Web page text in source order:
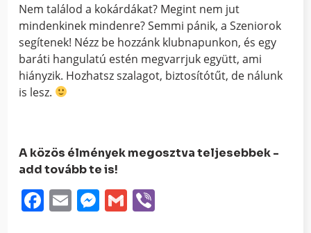
Nem találod a kokárdákat? Megint nem jut
mindenkinek mindenre? Semmi pánik, a Szeniorok
segítenek! Nézz be hozzánk klubnapunkon, és egy
baráti hangulatú estén megvarrjuk együtt, ami
hiányzik. Hozhatsz szalagot, biztosítótűt, de nálunk
is lesz.
A közös élmények megosztva teljesebbek -
add tovább te is!
Facebook
EmailMessenger
Gmail